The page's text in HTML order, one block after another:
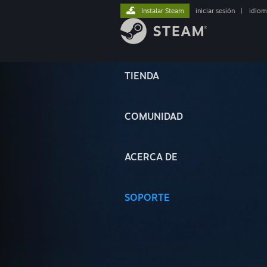
TIENDA
COMUNIDAD
ACERCA DE
SOPORTE
Instalar Steam iniciar sesión